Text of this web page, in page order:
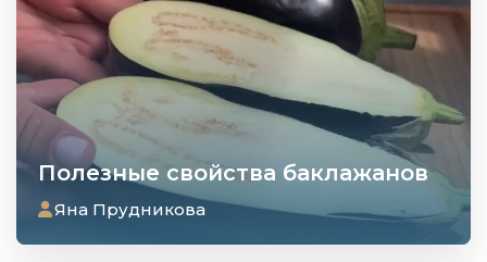
Полезные свойства баклажанов
Яна Прудникова